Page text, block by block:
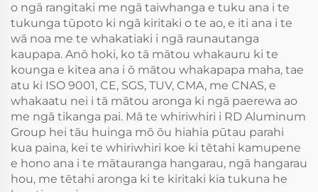
o ngā rangitaki me ngā taiwhanga e tuku ana i te
tukunga tūpoto ki ngā kiritaki o te ao, e iti ana i te
wā noa me te whakatiaki i ngā raunautanga
kaupapa. Anō hoki, ko tā mātou whakauru ki te
kounga e kitea ana i ō mātou whakapapa maha, tae
atu ki ISO 9001, CE, SGS, TUV, CMA, me CNAS, e
whakaatu nei i tā mātou aronga ki ngā paerewa ao
me ngā tikanga pai. Mā te whiriwhiri i RD Aluminum
Group hei tāu huinga mō ōu hiahia pūtau parahi
kua paina, kei te whiriwhiri koe ki tētahi kamupene
e hono ana i te mātauranga hangarau, ngā hangarau
hou, me tētahi aronga ki te kiritaki kia tukuna he